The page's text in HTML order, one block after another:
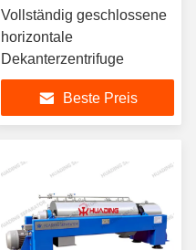
Vollständig geschlossene
horizontale
Dekanterzentrifuge
Beste Preis